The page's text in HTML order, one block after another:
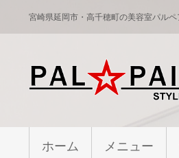
宮崎県延岡市・高千穂町の美容室パルペ
ホーム メニュー